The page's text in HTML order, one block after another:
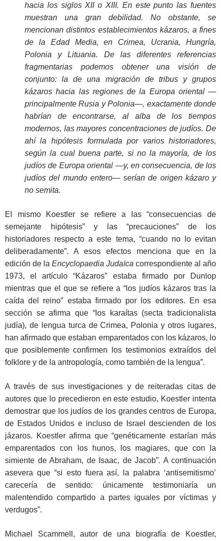
hacia los siglos XII o XIII. En este punto las fuentes
muestran una gran debilidad. No obstante, se
mencionan distintos establecimientos kázaros, a fines
de la Edad Media, en Crimea, Ucrania, Hungría,
Polonia y Lituania. De las diferentes referencias
fragmentarias podemos obtener una visión de
conjunto: la de una migración de tribus y grupos
kázaros hacia las regiones de la Europa oriental —
principalmente Rusia y Polonia—, exactamente donde
habrían de encontrarse, al alba de los tiempos
modernos, las mayores concentraciones de judíos. De
ahí la hipótesis formulada por varios historiadores,
según la cual buena parte, si no la mayoría, de los
judíos de Europa oriental —y, en consecuencia, de los
judíos del mundo entero— serían de origen kázaro y
no semita.
El mismo Koestler se refiere a las “consecuencias de
semejante hipótesis” y las “precauciones” de los
historiadores respecto a este tema, “cuando no lo evitan
deliberadamente”. A esos efectos menciona que en la
edición de la Encyclopaedia Judaïca correspondiente al año
1973, el artículo “Kázaros” estaba firmado por Dunlop
mientras que el que se refiere a “los judíos kázaros tras la
caída del reino” estaba firmado por los editores. En esa
sección se afirma que “los karaítas (secta tradicionalista
judía), de lengua turca de Crimea, Polonia y otros lugares,
han afirmado que estaban emparentados con los kázaros, lo
que posiblemente confirmen los testimonios extraídos del
folklore y de la antropología, como también de la lengua”.
A través de sus investigaciones y de reiteradas citas de
autores que lo precedieron en este estudio, Koestler intenta
demostrar que los judíos de los grandes centros de Europa,
de Estados Unidos e incluso de Israel descienden de los
jázaros. Koestler afirma que “genéticamente estarían más
emparentados con los hunos, los magiares, que con la
simiente de Abraham, de Isaac, de Jacob”. A continuación
asevera que “si esto fuera así, la palabra ‘antisemitismo’
carecería de sentido: únicamente testimoniaría un
malentendido compartido a partes iguales por víctimas y
verdugos”.
Michael Scammell, autor de una biografía de Koestler,